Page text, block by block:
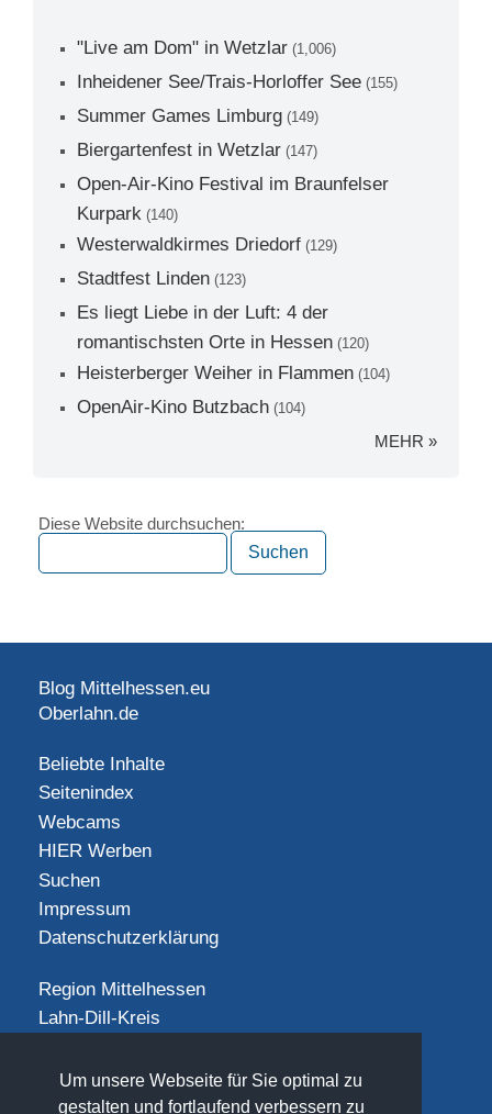
Um unsere Webseite für Sie optimal zu
gestalten und fortlaufend verbessern zu
"Live am Dom" in Wetzlar (1,006)
Inheidener See/Trais-Horloffer See (155)
Summer Games Limburg (149)
Biergartenfest in Wetzlar (147)
Open-Air-Kino Festival im Braunfelser
Kurpark (140)
Westerwaldkirmes Driedorf (129)
Stadtfest Linden (123)
Es liegt Liebe in der Luft: 4 der
romantischsten Orte in Hessen (120)
Heisterberger Weiher in Flammen (104)
OpenAir-Kino Butzbach (104)
MEHR »
Diese Website durchsuchen:
Blog Mittelhessen.eu
Oberlahn.de
Beliebte Inhalte
Seitenindex
Webcams
HIER Werben
Suchen
Impressum
Datenschutzerklärung
Region Mittelhessen
Lahn-Dill-Kreis
Landkreis Limburg-Weilburg
Landkreis Marburg-Biedenkopf